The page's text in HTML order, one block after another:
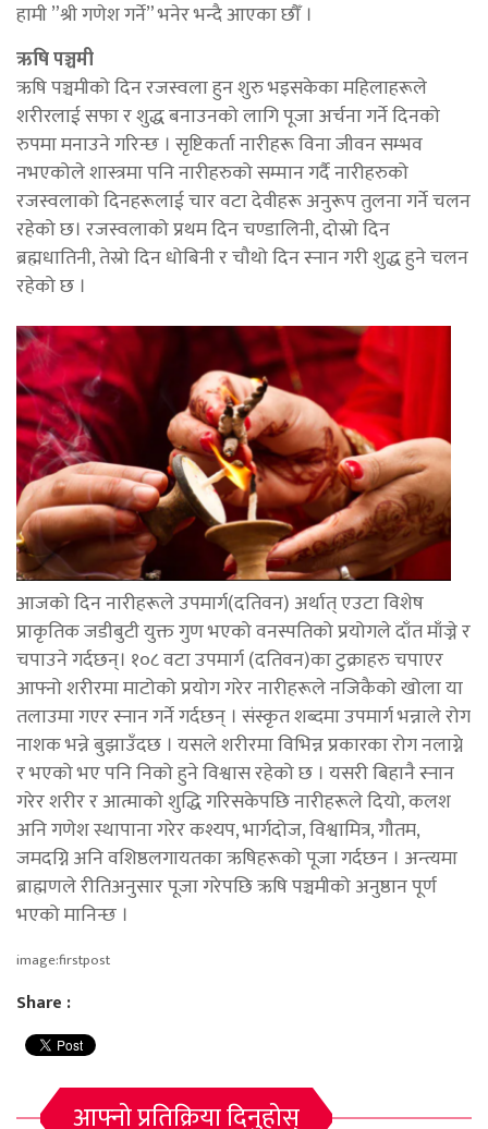
हामी ”श्री गणेश गर्ने” भनेर भन्दै आएका छौँ ।
ऋषि पञ्चमी
ऋषि पञ्चमीको दिन रजस्वला हुन शुरु भइसकेका महिलाहरूले
शरीरलाई सफा र शुद्ध बनाउनको लागि पूजा अर्चना गर्ने दिनको
रुपमा मनाउने गरिन्छ । सृष्टिकर्ता नारीहरू विना जीवन सम्भव
नभएकोले शास्त्रमा पनि नारीहरुको सम्मान गर्दै नारीहरुको
रजस्वलाको दिनहरूलाई चार वटा देवीहरू अनुरूप तुलना गर्ने चलन
रहेको छ। रजस्वलाको प्रथम दिन चण्डालिनी, दोस्रो दिन
ब्रह्मधातिनी, तेस्रो दिन धोबिनी र चौथो दिन स्नान गरी शुद्ध हुने चलन
रहेको छ ।
आजको दिन नारीहरूले उपमार्ग(दतिवन) अर्थात् एउटा विशेष
प्राकृतिक जडीबुटी युक्त गुण भएको वनस्पतिको प्रयोगले दाँत माँज्ने र
चपाउने गर्दछन्। १०८ वटा उपमार्ग (दतिवन)का टुक्राहरु चपाएर
आफ्नो शरीरमा माटोको प्रयोग गरेर नारीहरूले नजिकैको खोला या
तलाउमा गएर स्नान गर्ने गर्दछन् । संस्कृत शब्दमा उपमार्ग भन्नाले रोग
नाशक भन्ने बुझाउँदछ । यसले शरीरमा विभिन्न प्रकारका रोग नलाग्ने
र भएको भए पनि निको हुने विश्वास रहेको छ । यसरी बिहानै स्नान
गरेर शरीर र आत्माको शुद्धि गरिसकेपछि नारीहरूले दियो, कलश
अनि गणेश स्थापाना गरेर कश्यप, भार्गदोज, विश्वामित्र, गौतम,
जमदग्नि अनि वशिष्ठलगायतका ऋषिहरूको पूजा गर्दछन । अन्त्यमा
ब्राह्मणले रीतिअनुसार पूजा गरेपछि ऋषि पञ्चमीको अनुष्ठान पूर्ण
भएको मानिन्छ ।
image:firstpost
Share :
आफ्नो प्रतिक्रिया दिनुहोस्